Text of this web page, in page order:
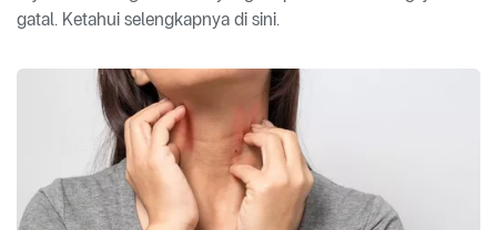
gatal. Ketahui selengkapnya di sini.